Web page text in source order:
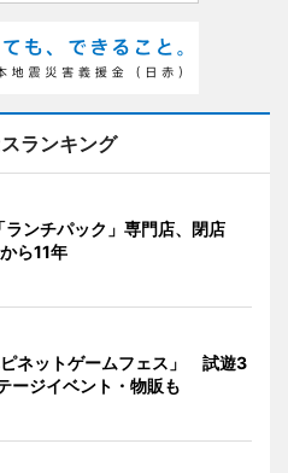
ランキング
ンチパック」専門店、閉店
ら11年
ネットゲームフェス」 試遊3
ージイベント・物販も